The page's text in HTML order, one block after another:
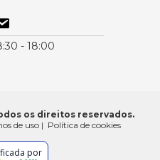
- 18:00
os direitos reservados.
de uso | Política de cookies
por